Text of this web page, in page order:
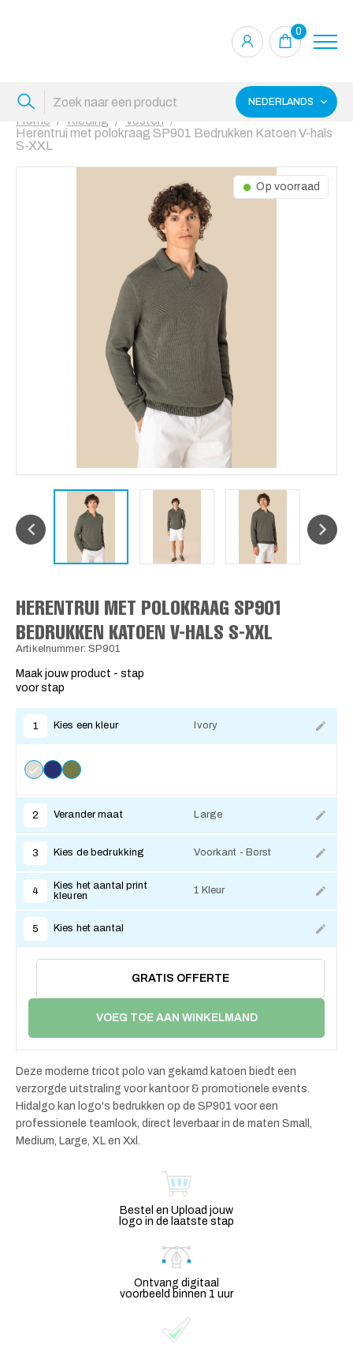
0
NEDERLANDS
Home Kleding
Vesten
Herentrui met polokraag SP901 Bedrukken Katoen V-hals
S-XXL
Op voorraad
HERENTRUI MET POLOKRAAG SP901
BEDRUKKEN KATOEN V-HALS S-XXL
Artikelnummer: SP901
Maak jouw product - stap
voor stap
1 Kies een kleur Ivory
2 Verander maat Large
3 Kies de bedrukking Voorkant - Borst
4
Kies het aantal print
kleuren
1 Kleur
5 Kies het aantal
GRATIS OFFERTE
VOEG TOE AAN WINKELMAND
Deze moderne tricot polo van gekamd katoen biedt een
verzorgde uitstraling voor kantoor & promotionele events.
Hidalgo kan logo's bedrukken op de SP901 voor een
professionele teamlook, direct leverbaar in de maten Small,
Medium, Large, XL en Xxl.
Bestel en Upload jouw
logo in de laatste stap
Ontvang digitaal
voorbeeld binnen 1 uur